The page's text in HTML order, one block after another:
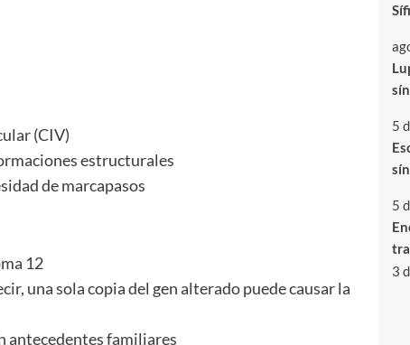
(CIV)
estructurales
de marcapasos
12
una sola copia del gen alterado puede causar la
antecedentes familiares
5
5
3